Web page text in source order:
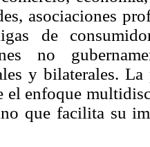
asociaciones
de
no
y bilaterales.
el enfoque
que facilita su